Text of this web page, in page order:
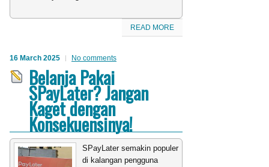
READ MORE
16 March 2025 No comments
Belanja Pakai
SPayLater? Jangan
Kaget dengan
Konsekuensinya!
SPayLater semakin populer
di kalangan pengguna